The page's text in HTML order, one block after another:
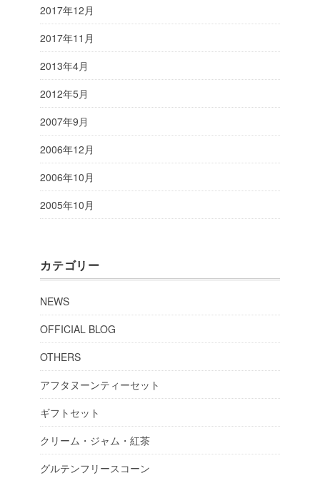
2017年12月
2017年11月
2013年4月
2012年5月
2007年9月
2006年12月
2006年10月
2005年10月
カテゴリー
NEWS
OFFICIAL BLOG
OTHERS
アフタヌーンティーセット
ギフトセット
クリーム・ジャム・紅茶
グルテンフリースコーン